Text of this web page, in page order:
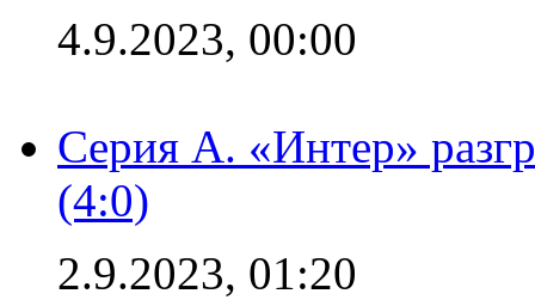
4.9.2023, 00:00
Серия А. «Интер»
(4:0)
2.9.2023, 01:20